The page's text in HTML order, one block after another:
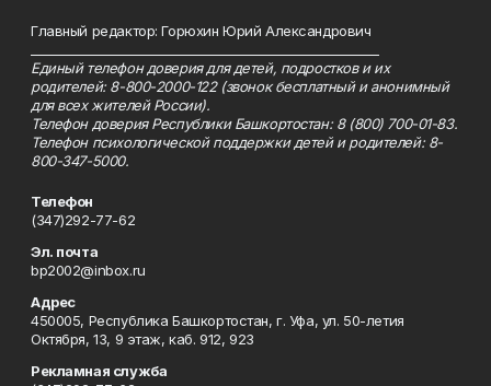
Главный редактор: Горюхин Юрий Александрович
Единый телефон доверия для детей, подростков и их
родителей: 8-800-2000-122 (звонок бесплатный и анонимный
для всех жителей России).
Телефон доверия Республики Башкортостан: 8 (800) 700-01-83.
Телефон психологической поддержки детей и родителей: 8-
800-347-5000.
Телефон
(347)292-77-62
Эл. почта
bp2002@inbox.ru
Адрес
450005, Республика Башкортостан, г. Уфа, ул. 50-летия
Октября, 13, 9 этаж, каб. 912, 923
Рекламная служба